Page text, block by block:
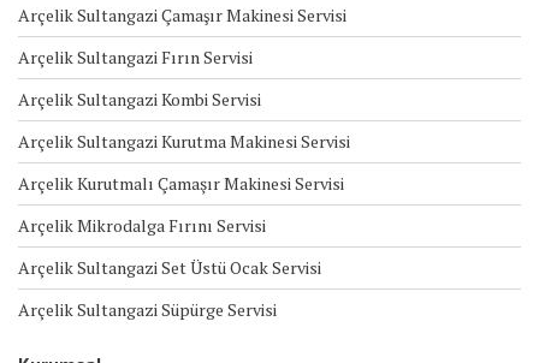
Arçelik Sultangazi Çamaşır Makinesi Servisi
Arçelik Sultangazi Fırın Servisi
Arçelik Sultangazi Kombi Servisi
Arçelik Sultangazi Kurutma Makinesi Servisi
Arçelik Kurutmalı Çamaşır Makinesi Servisi
Arçelik Mikrodalga Fırını Servisi
Arçelik Sultangazi Set Üstü Ocak Servisi
Arçelik Sultangazi Süpürge Servisi